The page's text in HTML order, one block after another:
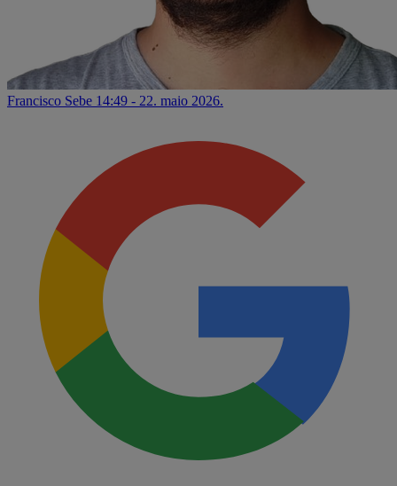
Francisco Sebe 14:49 - 22. maio 2026.